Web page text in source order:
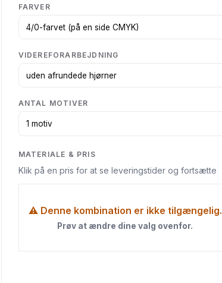
FARVER
VIDEREFORARBEJDNING
ANTAL MOTIVER
MATERIALE & PRIS
Klik på en pris for at se leveringstider og fortsætte
⚠ Denne kombination er ikke tilgængelig.
Prøv at ændre dine valg ovenfor.